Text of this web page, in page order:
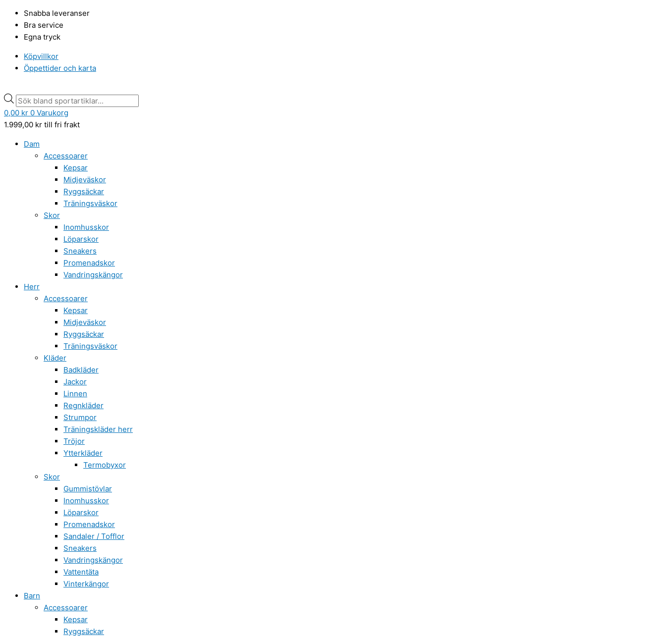
innehåll
Snabba leveranser
Bra service
Egna tryck
Köpvillkor
Öppettider och karta
search
0,00 kr 0 Varukorg
1.999,00 kr till fri frakt
Dam
Accessoarer
Kepsar
Midjeväskor
Ryggsäckar
Träningsväskor
Skor
Inomhusskor
Löparskor
Sneakers
Promenadskor
Vandringskängor
Herr
Accessoarer
Kepsar
Midjeväskor
Ryggsäckar
Träningsväskor
Kläder
Badkläder
Jackor
Linnen
Regnkläder
Strumpor
Träningskläder herr
Tröjor
Ytterkläder
Termobyxor
Skor
Gummistövlar
Inomhusskor
Löparskor
Promenadskor
Sandaler / Tofflor
Sneakers
Vandringskängor
Vattentäta
Vinterkängor
Barn
Accessoarer
Kepsar
Ryggsäckar
search
dam
vinterjacka
Gunilla,
brun
mängd